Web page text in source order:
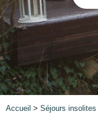
Accueil > Séjours insolites